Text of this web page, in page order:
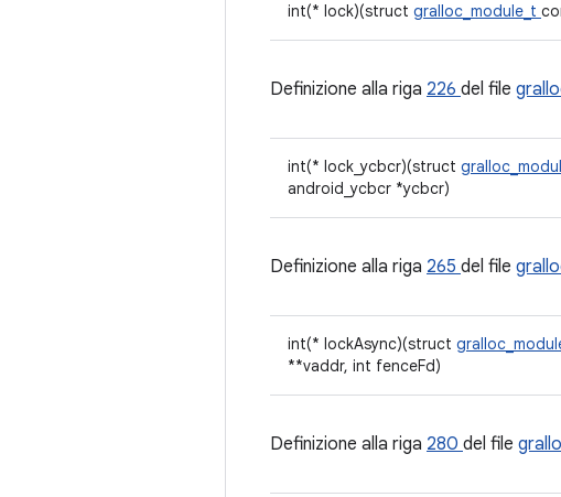
int(* lock)(struct gralloc_module_t
Definizione alla riga 226 del file
int(* lock_ycbcr)(struct
android_ycbcr *ycbcr)
Definizione alla riga 265 del file
int(* lockAsync)(struct
**vaddr, int fenceFd)
Definizione alla riga 280 del file